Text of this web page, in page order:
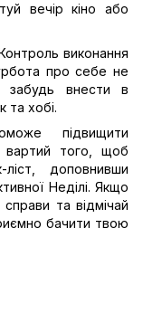
вечір кіно або
виконання
про себе не
забудь внести в
та хобі.
підвищити
вартий того, щоб
доповнивши
Неділі. Якщо
та відмічай
бачити твою